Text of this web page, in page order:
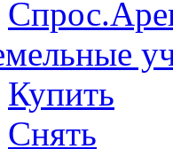
Купить
Снять